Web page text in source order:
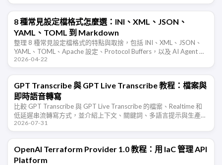
8 種常見設定檔格式怎麼選：INI、XML、JSON、
YAML、TOML 到 Markdown
整理 8 種常見設定檔格式的特點與取捨，包括 INI、XML、JSON、
YAML、TOML、Apache 設定、Protocol Buffers，以及 AI Agent 時
代重新受到關注的 …
2026-04-22
GPT Transcribe 與 GPT Live Transcribe 教程：檔案與
即時語音轉寫
比較 GPT Transcribe 與 GPT Live Transcribe 的檔案、Realtime 和
低延遲串流轉寫方式，並介紹上下文、關鍵詞、多語言提示與生產部
署注意事項。
2026-07-31
OpenAI Terraform Provider 1.0 教程：用 IaC 管理 API
Platform